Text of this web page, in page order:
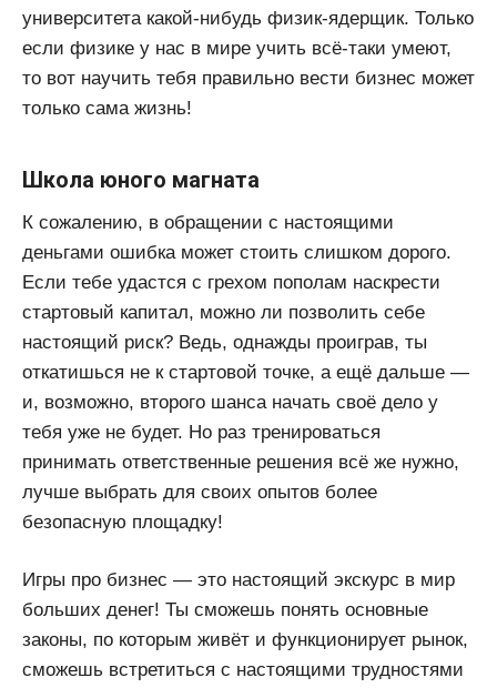
университета какой-нибудь физик-ядерщик. Только
если физике у нас в мире учить всё-таки умеют,
то вот научить тебя правильно вести бизнес может
только сама жизнь!
Школа юного магната
К сожалению, в обращении с настоящими
деньгами ошибка может стоить слишком дорого.
Если тебе удастся с грехом пополам наскрести
стартовый капитал, можно ли позволить себе
настоящий риск? Ведь, однажды проиграв, ты
откатишься не к стартовой точке, а ещё дальше —
и, возможно, второго шанса начать своё дело у
тебя уже не будет. Но раз тренироваться
принимать ответственные решения всё же нужно,
лучше выбрать для своих опытов более
безопасную площадку!
Игры про бизнес — это настоящий экскурс в мир
больших денег! Ты сможешь понять основные
законы, по которым живёт и функционирует рынок,
сможешь встретиться с настоящими трудностями